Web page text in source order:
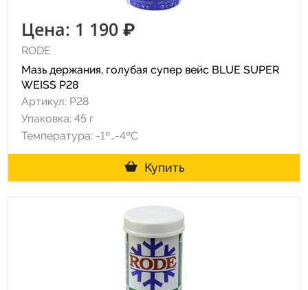
Цена: 1 190 ₽
RODE
Мазь держания, голубая супер вейс BLUE SUPER
WEISS P28
Артикул: P28
Упаковка: 45 г
Температура: -1º…-4ºC
Купить